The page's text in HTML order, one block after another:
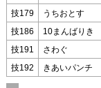
技179 うちおとす
技186 10まんばりき
技191 さわぐ
技192 きあいパンチ